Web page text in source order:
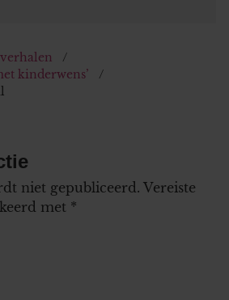
kinderwens’
niet gepubliceerd. Vereiste
met *